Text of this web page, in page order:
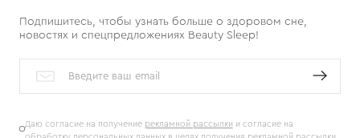
Подпишитесь, чтобы узнать больше о здоровом сне,
новостях и спецпредложениях Beauty Sleep!
рекламной рассылки
обработку
персональных данныхв целях получения рекламной рассылки